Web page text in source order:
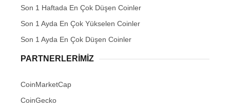
Son 1 Haftada En Çok Düşen Coinler
Son 1 Ayda En Çok Yükselen Coinler
Son 1 Ayda En Çok Düşen Coinler
PARTNERLERIMIZ
CoinMarketCap
CoinGecko